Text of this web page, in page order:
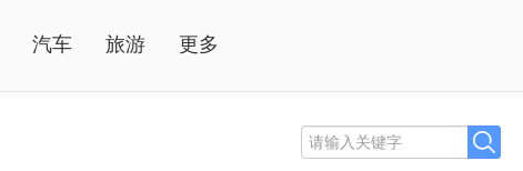
汽车 旅游 更多